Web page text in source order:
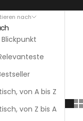
nach
von A bis Z
von Z bis A